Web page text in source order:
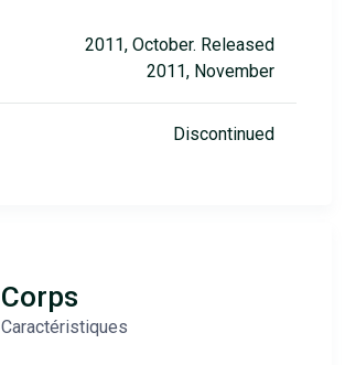
2011, October. Released
2011, November
Discontinued
Corps
Caractéristiques